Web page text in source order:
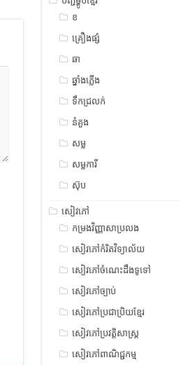
ខ
គ្រឿងផ្សំ
ឆា
ឆ្នាំងភ្លើង
ទឹកជ្រលក់
នំគួង
សម្ល
សម្លការី
ស៊ុប
សៀវភៅ
កម្រងវិញ្ញាសាប្រលង
សៀវភៅកំរិតវិទ្យាល័យ
សៀវភៅចំណេះដឹងទូទៅ
សៀវភៅច្បាប់
សៀវភៅប្រជាប្រិយខ្មែរ
សៀវភៅប្រវត្តិសាស្រ្ត
សៀវភៅពាណិជ្ជកម្ម